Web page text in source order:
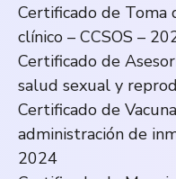
Certificado de
clínico – CCSOS –
Certificado de
salud sexual y
Certificado de
administración de
2024